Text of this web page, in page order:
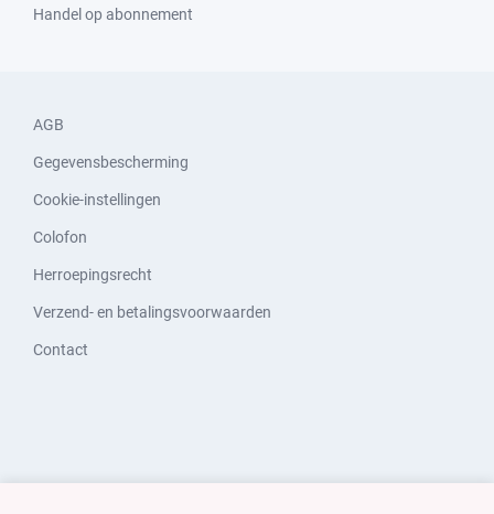
Handel op abonnement
AGB
Gegevensbescherming
Cookie-instellingen
Colofon
Herroepingsrecht
Verzend- en betalingsvoorwaarden
Contact